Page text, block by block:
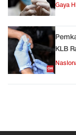
Gaya
KLB